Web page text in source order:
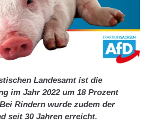
Landesamt ist die
im Jahr 2022 um 18 Prozent
Rindern wurde zudem der
seit 30 Jahren erreicht.